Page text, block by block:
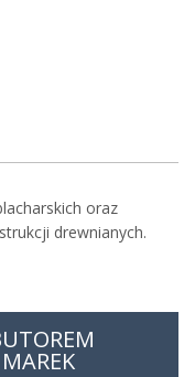
oraz
drewnianych.